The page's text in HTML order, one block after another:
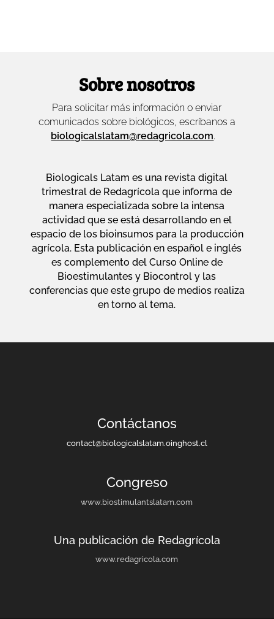
Sobre nosotros
Para solicitar más información o enviar
comunicados sobre biológicos, escríbanos a
biologicalslatam@redagricola.com.
Biologicals Latam es una revista digital
trimestral de Redagrícola que informa de
manera especializada sobre la intensa
actividad que se está desarrollando en el
espacio de los bioinsumos para la producción
agrícola. Esta publicación en español e inglés
es complemento del Curso Online de
Bioestimulantes y Biocontrol y las
conferencias que este grupo de medios realiza
en torno al tema.
Contáctanos
contact@biologicalslatam.oinghost.cl
Congreso
www.biostimulantslatam.com
Una publicación de Redagrícola
www.redagricola.com